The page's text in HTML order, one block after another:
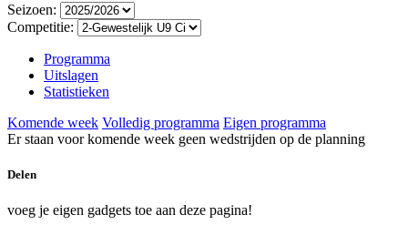
Seizoen:
Competitie:
Programma
Uitslagen
Statistieken
Komende week Volledig programma Eigen programma
Er staan voor komende week geen wedstrijden op de planning
Delen
voeg je eigen gadgets toe aan deze pagina!